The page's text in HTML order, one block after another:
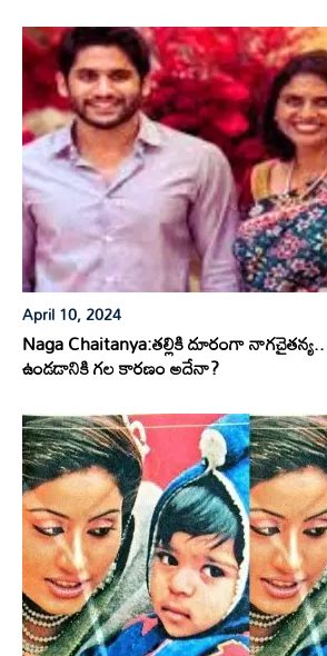
April 10, 2024
Naga Chaitanya:తల్లికి దూరంగా
ఉండడానికి గల కారణం అదేనా?